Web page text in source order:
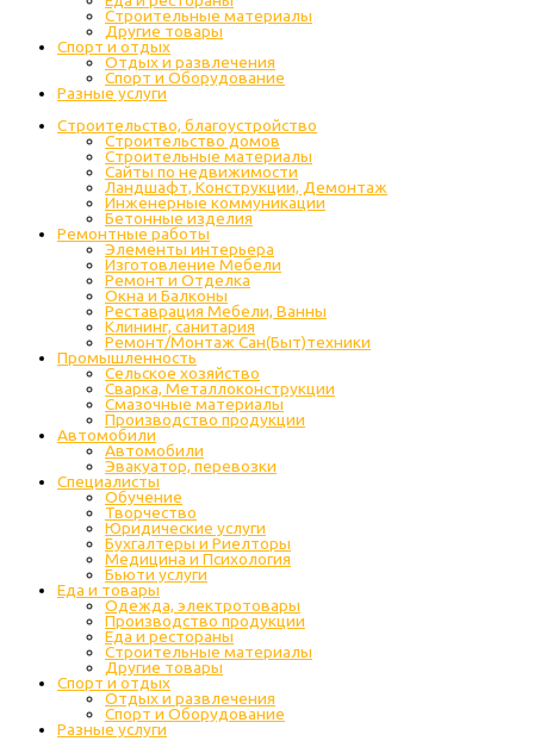
Строительные материалы
Другие товары
Спорт и отдых
Отдых и развлечения
Спорт и Оборудование
Разные услуги
Строительство, благоустройство
Строительство домов
Строительные материалы
Сайты по недвижимости
Ландшафт, Конструкции, Демонтаж
Инженерные коммуникации
Бетонные изделия
Ремонтные работы
Элементы интерьера
Изготовление Мебели
Ремонт и Отделка
Окна и Балконы
Реставрация Мебели, Ванны
Клининг, санитария
Ремонт/Монтаж Сан(Быт)техники
Промышленность
Cельское хозяйство
Сварка, Металлоконструкции
Cмазочные материалы
Производство продукции
Автомобили
Автомобили
Эвакуатор, перевозки
Специалисты
Обучение
Творчество
Юридические услуги
Бухгалтеры и Риелторы
Медицина и Психология
Бьюти услуги
Еда и товары
Одежда, электротовары
Производство продукции
Еда и рестораны
Строительные материалы
Другие товары
Спорт и отдых
Отдых и развлечения
Спорт и Оборудование
Разные услуги